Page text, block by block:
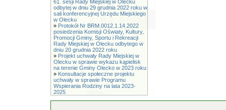
61. sesji Rady Miejskiej w Olecku
odbytej w dniu 29 grudnia 2022 roku w
sali konferencyjnej Urzędu Miejskiego
w Olecku
» Protokół Nr BRM.0012.1.14.2022
posiedzenia Komisji Oświaty, Kultury,
Promocji Gminy, Sportu i Rekreacji
Rady Miejskiej w Olecku odbytego w
dniu 20 grudnia 2022 roku
» Projekt uchwały Rady Miejskiej w
Olecku w sprawie wykazu kąpielisk
na terenie Gminy Olecko w 2023 roku
» Konsultacje społeczne projektu
uchwały w sprawie Programu
Wspierania Rodziny na lata 2023-
2025